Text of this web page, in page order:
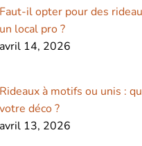
Faut-il opter pour des
un local pro ?
avril 14, 2026
Rideaux à motifs ou unis :
votre déco ?
avril 13, 2026